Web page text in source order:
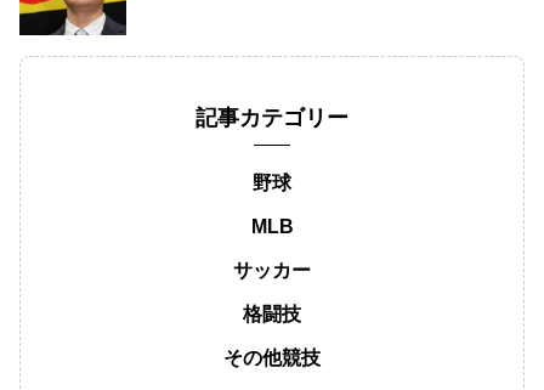
記事カテゴリー
野球
MLB
サッカー
格闘技
その他競技